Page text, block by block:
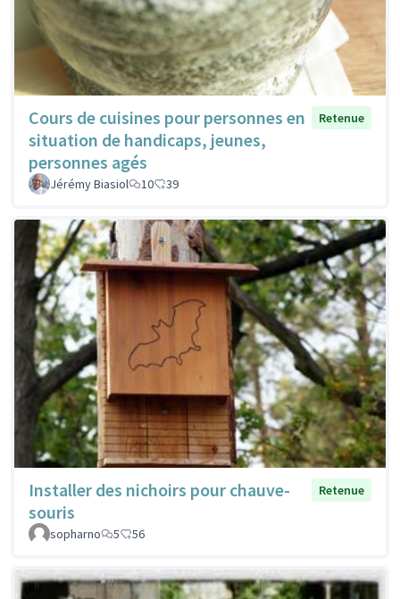
Cours de cuisines pour personnes en
situation de handicaps, jeunes,
personnes agés
Retenue
Jérémy Biasiol 10 39
Installer des nichoirs pour chauve-
souris
Retenue
sopharno 5 56